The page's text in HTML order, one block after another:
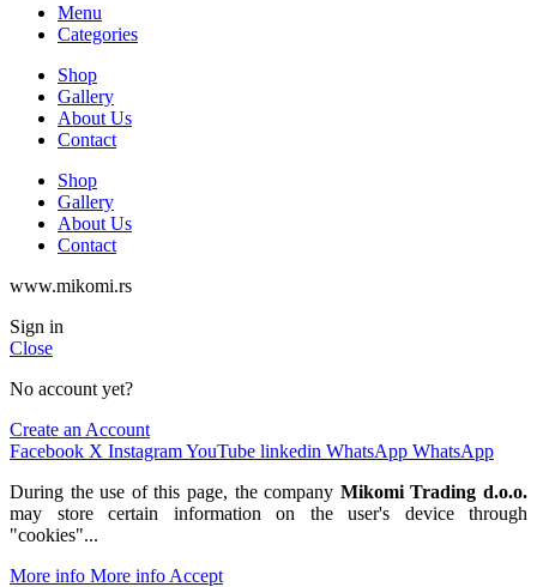
Menu
Categories
Shop
Gallery
About Us
Contact
Shop
Gallery
About Us
Contact
www.mikomi.rs
Sign in
Close
No account yet?
Create an Account
Facebook X InstagramYouTube linkedin WhatsApp WhatsApp
During the use of this page, the company Mikomi Trading d.o.o.
may store certain information on the user's device through
"cookies"...
More info More info Accept